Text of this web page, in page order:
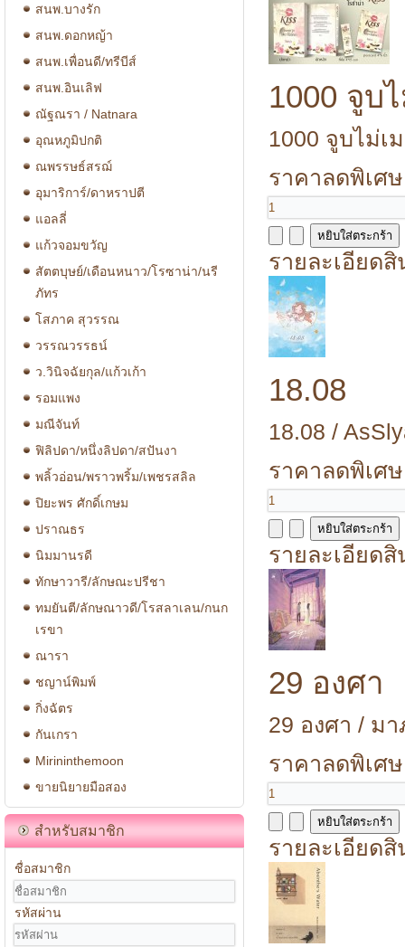
สนพ.บางรัก
สนพ.ดอกหญ้า
สนพ.เพื่อนดี/ทรีบีส์
สนพ.อินเลิฟ
ณัฐณรา / Natnara
อุณหภูมิปกติ
ณพรรษธ์สรฌ์
อุมาริการ์/ดาหราปตี
แอลลี่
แก้วจอมขวัญ
สัตตบุษย์/เดือนหนาว/โรซาน่า/นรี
ภัทร
โสภาค สุวรรณ
วรรณวรรธน์
ว.วินิจฉัยกุล/แก้วเก้า
รอมแพง
มณีจันท์
ฟิลิปดา/หนึ่งลิปดา/สปันงา
พลิ้วอ่อน/พราวพริ้ม/เพชรสลิล
ปิยะพร ศักดิ์เกษม
ปราณธร
นิมมานรดี
ทักษาวารี/ลักษณะปรีชา
ทมยันตี/ลักษณาวดี/โรสลาเลน/กนก
เรขา
ณารา
ชญาน์พิมพ์
กิ่งฉัตร
กันเกรา
Mirininthemoon
ขายนิยายมือสอง
สำหรับสมาชิก
ชื่อสมาชิก
รหัสผ่าน
1000 จูบ
1000 จูบไม่เ
ราคาลดพิเศ
รายละเอียด
18.08
18.08 /
ราคาลดพิเศ
รายละเอียด
29 องศา
29 องศา / ม
ราคาลดพิเศ
รายละเอียด